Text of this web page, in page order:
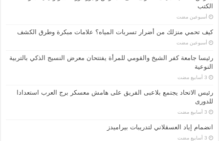
الكتب
‏أسبوعين مضت
كيف تحمي منزلك من أضرار تسربات المياه؟ علامات مبكرة وطرق الكشف
‏أسبوعين مضت
رئيسا جامعة كفر الشيخ والقومي للمرأة يفتتحان معرض النسيج الذكي بالتربية
النوعية
رئيس الاتحاد يجتمع بلاعبى الفريق على هامش معسكر برج العرب استعدادا
للدورى
انضمام إياد العسقلاني لتدريبات بيراميدز